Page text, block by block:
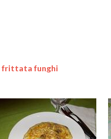
frittata funghi